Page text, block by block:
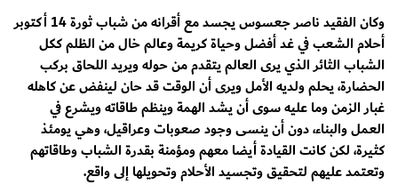
وكان الفقيد ناصر جعسوس يجسد مع أقرانه من شباب ثورة 14 أكتوبر
أحلام الشعب في غد أفضل وحياة كريمة وعالم خال من الظلم ككل
الشباب الثائر الذي يرى العالم يتقدم من حوله ويريد اللحاق بركب
الحضارة، يحلم ولديه الأمل ويرى أن الوقت قد حان لينفض عن كاهله
غبار الزمن وما عليه سوى أن يشد الهمة وينظم طاقاته ويشرع في
العمل والبناء، دون أن ينسى وجود صعوبات وعراقيل، وهي يومئذ
كثيرة، لكن كانت القيادة أيضا معهم ومؤمنة بقدرة الشباب وطاقاتهم
وتعتمد عليهم لتحقيق وتجسيد الأحلام وتحويلها إلى واقع.